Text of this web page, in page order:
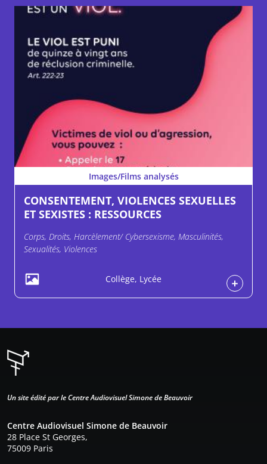
Images/Films analysés
CONSENTEMENT, VIOLENCES SEXUELLES
ET SEXISTES : RESSOURCES
Corps, Droits, Harcèlement/ Cybersexisme, Masculinités,
Sexualités, Violences
Collège, Lycée
Un site édité par le Centre Audiovisuel Simone de Beauvoir
Centre Audiovisuel Simone de Beauvoir
28 Place St Georges,
75009 Paris